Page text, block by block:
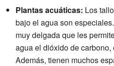
Plantas acuáticas: Los
bajo el agua son
muy delgada que les
agua el dióxido de
Además, tienen muchos